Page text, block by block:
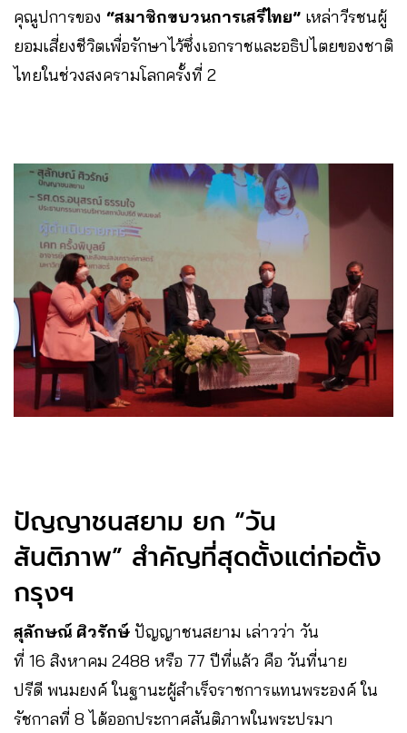
คุณูปการของ “สมาชิกขบวนการเสรีไทย” เหล่าวีรชนผู้
ยอมเสี่ยงชีวิตเพื่อรักษาไว้ซึ่งเอกราชและอธิปไตยของชาติ
ไทยในช่วงสงครามโลกครั้งที่ 2
ปัญญาชนสยาม ยก “วัน
สันติภาพ” สำคัญที่สุดตั้งแต่ก่อตั้ง
กรุงฯ
สุลักษณ์ ศิวรักษ์ ปัญญาชนสยาม เล่าวว่า วัน
ที่ 16 สิงหาคม 2488 หรือ 77 ปีที่แล้ว คือ วันที่นาย
ปรีดี พนมยงค์ ในฐานะผู้สำเร็จราชการแทนพระองค์ ใน
รัชกาลที่ 8 ได้ออกประกาศสันติภาพในพระปรมา